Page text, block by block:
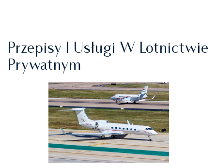
Przepisy I Usługi W Lotnictwie
Prywatnym